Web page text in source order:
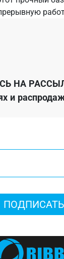
НА
и